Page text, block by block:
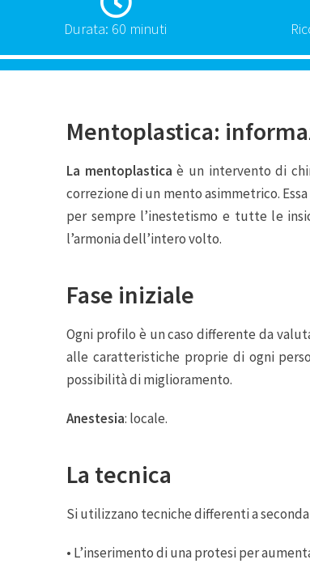
Durata: 60 minuti
Mentoplastica:
La mentoplastica è un intervento di
correzione di un mento asimmetrico.
per sempre l’inestetismo e tutte le
l’armonia dell’intero volto.
Fase iniziale
Ogni profilo è un caso differente da
alle caratteristiche proprie di ogni
possibilità di miglioramento.
Anestesia: locale.
La tecnica
Si utilizzano tecniche differenti a
• L’inserimento di una protesi per